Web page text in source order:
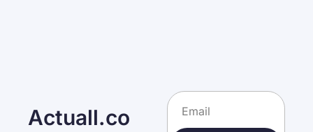
Actuall.co